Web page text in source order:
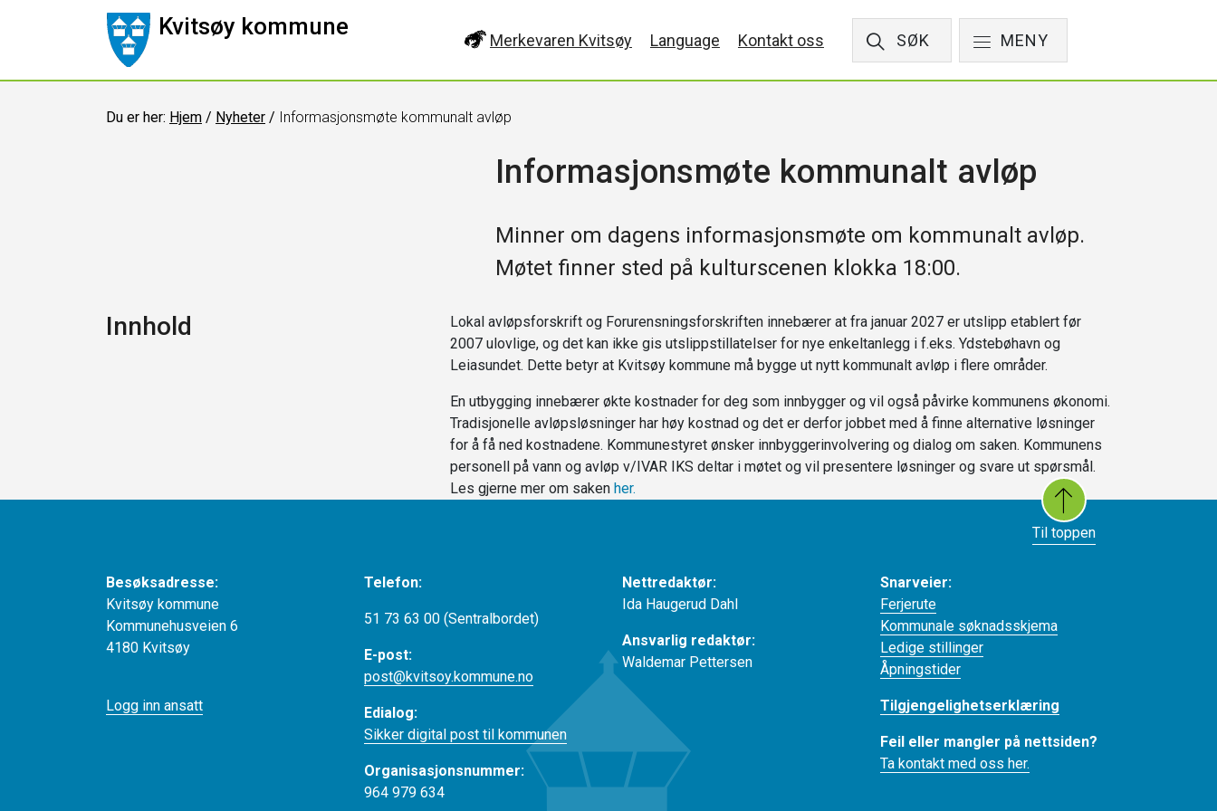
Kvitsøy kommune Merkevaren Kvitsøy Language Kontakt oss SØK MENY
Du er her: Hjem / Nyheter / Informasjonsmøte kommunalt avløp
Informasjonsmøte kommunalt avløp
Minner om dagens informasjonsmøte om kommunalt avløp.
Møtet finner sted på kulturscenen klokka 18:00.
Innhold
Lokal avløpsforskrift og Forurensningsforskriften innebærer at fra januar 2027 er utslipp etablert før
2007 ulovlige, og det kan ikke gis utslippstillatelser for nye enkeltanlegg i f.eks. Ydstebøhavn og
Leiasundet. Dette betyr at Kvitsøy kommune må bygge ut nytt kommunalt avløp i flere områder.
En utbygging innebærer økte kostnader for deg som innbygger og vil også påvirke kommunens økonomi.
Tradisjonelle avløpsløsninger har høy kostnad og det er derfor jobbet med å finne alternative løsninger
for å få ned kostnadene. Kommunestyret ønsker innbyggerinvolvering og dialog om saken. Kommunens
personell på vann og avløp v/IVAR IKS deltar i møtet og vil presentere løsninger og svare ut spørsmål.
Les gjerne mer om saken her.
Til toppen
Besøksadresse:
Kvitsøy kommune
Kommunehusveien 6
4180 Kvitsøy
Logg inn ansatt
Telefon:
51 73 63 00 (Sentralbordet)
E-post:
post@kvitsoy.kommune.no
Edialog:
Sikker digital post til kommunen
Organisasjonsnummer:
964 979 634
Nettredaktør:
Ida Haugerud Dahl
Ansvarlig redaktør:
Waldemar Pettersen
Snarveier:
Ferjerute
Kommunale søknadsskjema
Ledige stillinger
Åpningstider
Tilgjengelighetserklæring
Feil eller mangler på nettsiden?
Ta kontakt med oss her.